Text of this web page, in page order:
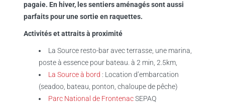
pagaie. En hiver, les sentiers aménagés sont aussi
parfaits pour une sortie en raquettes.
Activités et attraits à proximité
La Source resto-bar avec terrasse, une marina,
poste à essence pour bateau. à 2 min, 2.5km,
La Source à bord : Location d’embarcation
(seadoo, bateau, ponton, chaloupe de pêche)
Parc National de FrontenacSEPAQ